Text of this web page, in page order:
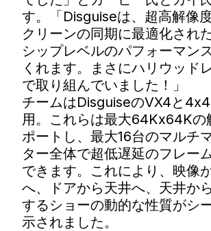
す。「Disguiseは、超高解像
クリーンの同期に最適化され
シップレベルのパフォーマン
くれます。まさにハリウッド
で取り組んでいました！」
チームはDisguiseのVX4と
用。これらは最大64Kx64Kの
ポートし、最大16台のマルチ
ター全体で超低遅延のフレー
できます。これにより、映像
へ、ドアから天井へ、天井か
するショーの動的な性質がシ
示されました。